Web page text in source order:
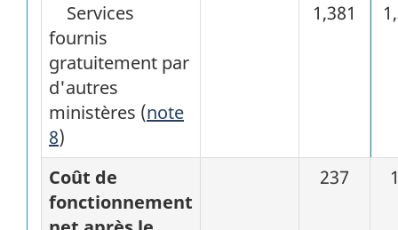
Services
fournis
gratuitement par
d'autres
ministères (note
8)
1,381
Coût de
fonctionnement
237